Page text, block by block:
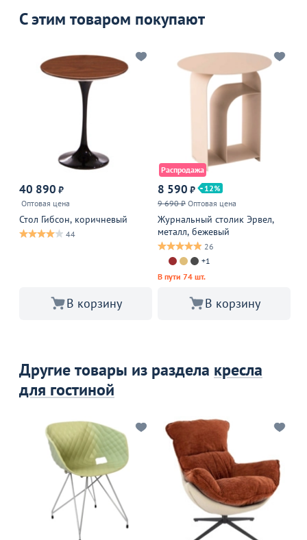
С этим товаром покупают
40 890 ₽
Оптовая цена
Стол Гибсон, коричневый
44
В корзину
Распродажа
8 590 ₽
12
9 690 ₽ Оптовая цена
Журнальный столик Эрвел,
металл, бежевый
26
+1
В пути 74 шт.
В корзину
Другие товары из раздела кресла
для гостиной